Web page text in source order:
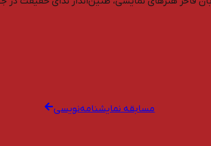
مسابقه نمایشنامه‌نویسی